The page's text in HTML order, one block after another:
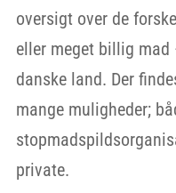
oversigt over de
eller meget billig
danske land. Der
mange muligheder;
private.